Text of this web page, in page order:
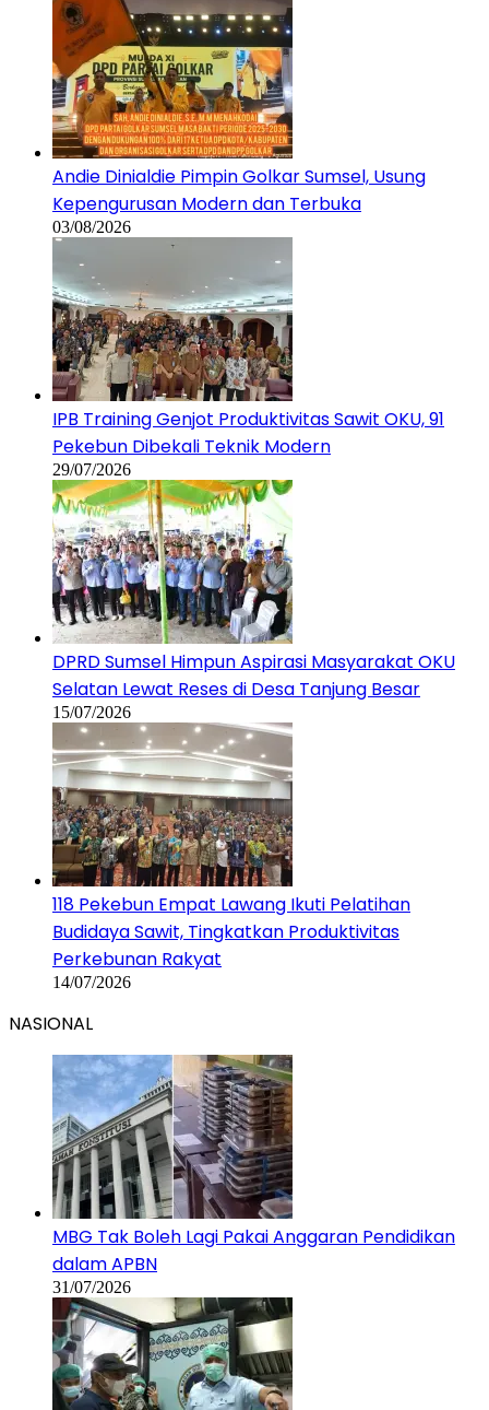
Andie Dinialdie Pimpin Golkar Sumsel, Usung
Kepengurusan Modern dan Terbuka
03/08/2026
IPB Training Genjot Produktivitas Sawit OKU, 91
Pekebun Dibekali Teknik Modern
29/07/2026
DPRD Sumsel Himpun Aspirasi Masyarakat OKU
Selatan Lewat Reses di Desa Tanjung Besar
15/07/2026
118 Pekebun Empat Lawang Ikuti Pelatihan
Budidaya Sawit, Tingkatkan Produktivitas
Perkebunan Rakyat
14/07/2026
NASIONAL
MBG Tak Boleh Lagi Pakai Anggaran Pendidikan
dalam APBN
31/07/2026